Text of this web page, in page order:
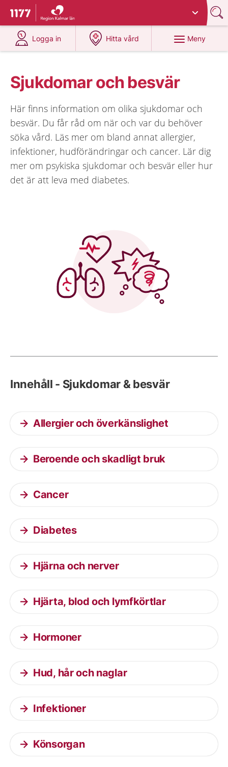
Till startsidan för 1177
Du har valt region
Logga in
på 1177.se
Hitta vård
på 1177.se
Meny
Sjukdomar och besvär
Här finns information om olika sjukdomar och
besvär. Du får råd om när och var du behöver
söka vård. Läs mer om bland annat allergier,
infektioner, hudförändringar och cancer. Lär dig
mer om psykiska sjukdomar och besvär eller hur
det är att leva med diabetes.
Innehåll - Sjukdomar & besvär
Allergier och överkänslighet
Beroende och skadligt bruk
Cancer
Diabetes
Hjärna och nerver
Hjärta, blod och lymfkörtlar
Hormoner
Hud, hår och naglar
Infektioner
Könsorgan